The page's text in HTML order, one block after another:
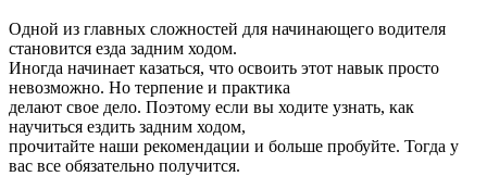
Одной из главных сложностей для начинающего водителя
становится езда задним ходом.
Иногда начинает казаться, что освоить этот навык просто
невозможно. Но терпение и практика
делают свое дело. Поэтому если вы ходите узнать, как
научиться ездить задним ходом,
прочитайте наши рекомендации и больше пробуйте. Тогда у
вас все обязательно получится.